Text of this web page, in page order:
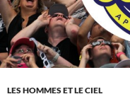
LES HOMMES ET LE CIEL